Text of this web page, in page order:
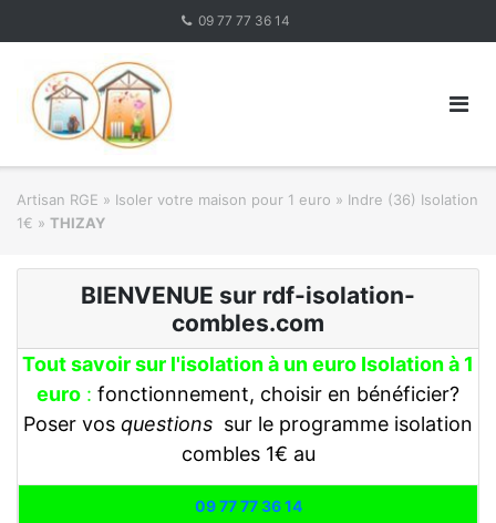
09 77 77 36 14
Artisan RGE » Isoler votre maison pour 1 euro » Indre (36) Isolation
1€ » THIZAY
BIENVENUE sur rdf-isolation-
combles.com
Tout savoir sur l'isolation à un euro Isolation à 1
euro : fonctionnement, choisir en bénéficier?
Poser vos questions sur le programme isolation
combles 1€ au
09 77 77 36 14